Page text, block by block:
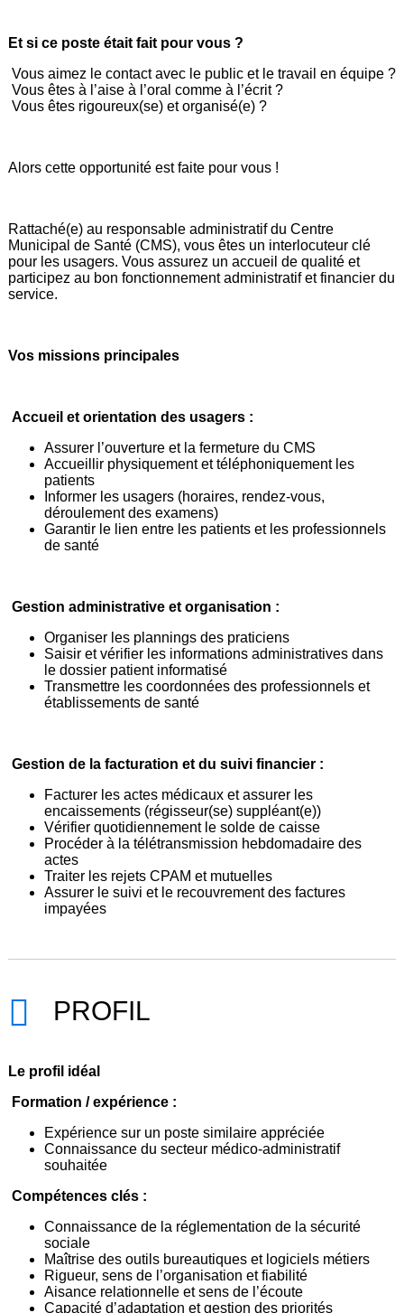
Et si ce poste était fait pour vous ?
Vous aimez le contact avec le public et le travail en équipe ?
Vous êtes à l’aise à l’oral comme à l’écrit ?
Vous êtes rigoureux(se) et organisé(e) ?
Alors cette opportunité est faite pour vous !
Rattaché(e) au responsable administratif du Centre
Municipal de Santé (CMS), vous êtes un interlocuteur clé
pour les usagers. Vous assurez un accueil de qualité et
participez au bon fonctionnement administratif et financier du
service.
Vos missions principales
Accueil et orientation des usagers :
Assurer l’ouverture et la fermeture du CMS
Accueillir physiquement et téléphoniquement les
patients
Informer les usagers (horaires, rendez-vous,
déroulement des examens)
Garantir le lien entre les patients et les professionnels
de santé
Gestion administrative et organisation :
Organiser les plannings des praticiens
Saisir et vérifier les informations administratives dans
le dossier patient informatisé
Transmettre les coordonnées des professionnels et
établissements de santé
Gestion de la facturation et du suivi financier :
Facturer les actes médicaux et assurer les
encaissements (régisseur(se) suppléant(e))
Vérifier quotidiennement le solde de caisse
Procéder à la télétransmission hebdomadaire des
actes
Traiter les rejets CPAM et mutuelles
Assurer le suivi et le recouvrement des factures
impayées
PROFIL
Le profil idéal
Formation / expérience :
Expérience sur un poste similaire appréciée
Connaissance du secteur médico-administratif
souhaitée
Compétences clés :
Connaissance de la réglementation de la sécurité
sociale
Maîtrise des outils bureautiques et logiciels métiers
Rigueur, sens de l’organisation et fiabilité
Aisance relationnelle et sens de l’écoute
Capacité d’adaptation et gestion des priorités